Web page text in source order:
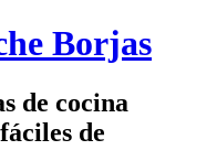
Borjas
de cocina
de